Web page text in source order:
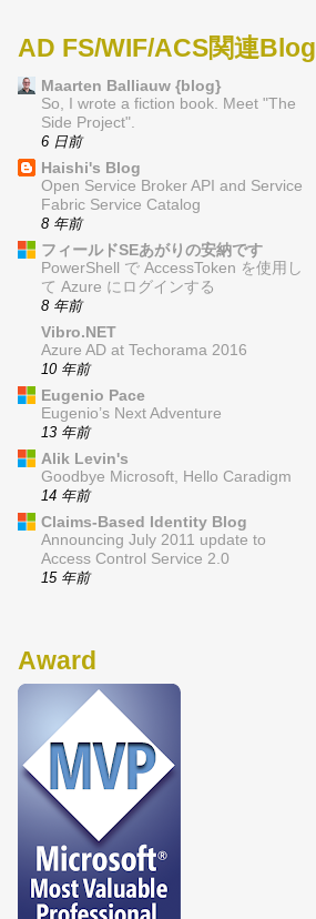
AD FS/WIF/ACS関連Blog
Maarten Balliauw {blog}
So, I wrote a fiction book. Meet "The
Side Project".
6 日前
Haishi's Blog
Open Service Broker API and Service
Fabric Service Catalog
8 年前
フィールドSEあがりの安納です
PowerShell で AccessToken を使用し
て Azure にログインする
8 年前
Vibro.NET
Azure AD at Techorama 2016
10 年前
Eugenio Pace
Eugenio’s Next Adventure
13 年前
Alik Levin's
Goodbye Microsoft, Hello Caradigm
14 年前
Claims-Based Identity Blog
Announcing July 2011 update to
Access Control Service 2.0
15 年前
Award